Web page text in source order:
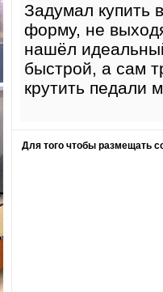
Задумал купить
форму, не
нашёл
быстрой, а сам
крутить педали
Для того чтобы размещать